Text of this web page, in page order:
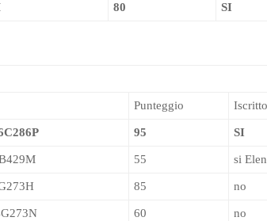
80 SI
Punteggio
95 SI
55 si
85 no
60 no